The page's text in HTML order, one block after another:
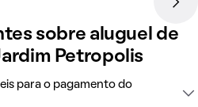
sobre aluguel de
Petropolis
para o pagamento do